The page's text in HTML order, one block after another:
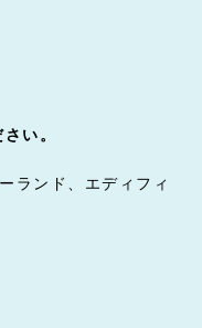
い。
ランド、エディフィ